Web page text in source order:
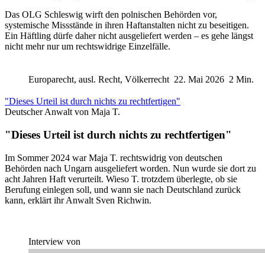
Das OLG Schleswig wirft den polnischen Behörden vor,
systemische Missstände in ihren Haftanstalten nicht zu beseitigen.
Ein Häftling dürfe daher nicht ausgeliefert werden – es gehe längst
nicht mehr nur um rechtswidrige Einzelfälle.
Europarecht, ausl. Recht, Völkerrecht 22. Mai 2026 2 Min.
"Dieses Urteil ist durch nichts zu rechtfertigen"
Deutscher Anwalt von Maja T.
"Dieses Urteil ist durch nichts zu rechtfertigen"
Im Sommer 2024 war Maja T. rechtswidrig von deutschen
Behörden nach Ungarn ausgeliefert worden. Nun wurde sie dort zu
acht Jahren Haft verurteilt. Wieso T. trotzdem überlegte, ob sie
Berufung einlegen soll, und wann sie nach Deutschland zurück
kann, erklärt ihr Anwalt Sven Richwin.
Interview von